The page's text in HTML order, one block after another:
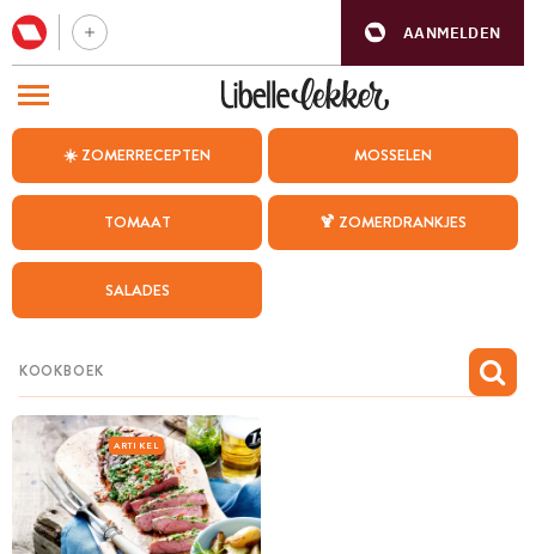
AANMELDEN
☀️ ZOMERRECEPTEN MOSSELEN
TOMAAT 🍹 ZOMERDRANKJES
SALADES
ARTIKEL
BEZOEK ONZE ANDERE WEBSITES
WEEKMENU
CHAT MET MAIA
MIJN BEWAARDE RECEPTEN